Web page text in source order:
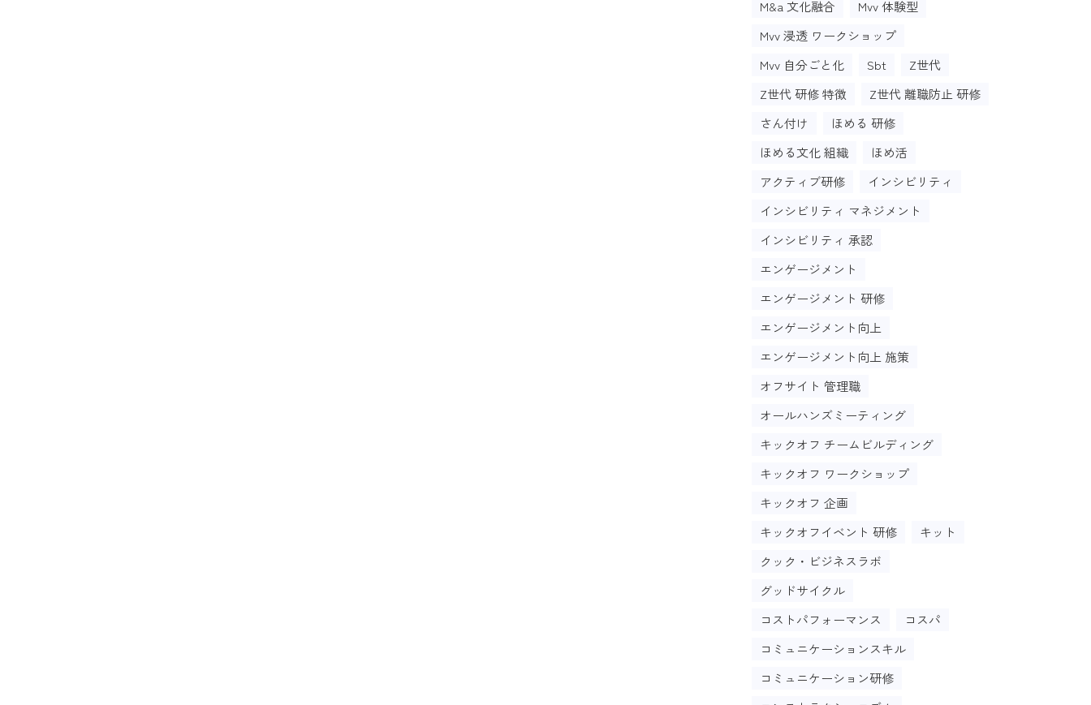
M&a 文化融合
Mvv 体験型
Mvv 浸透 ワークショップ
Mvv 自分ごと化
Sbt
Z世代
Z世代 研修 特徴
Z世代 離職防止 研修
さん付け
ほめる 研修
ほめる文化 組織
ほめ活
アクティブ研修
インシビリティ
インシビリティ マネジメント
インシビリティ 承認
エンゲージメント
エンゲージメント 研修
エンゲージメント向上
エンゲージメント向上 施策
オフサイト 管理職
オールハンズミーティング
キックオフ チームビルディング
キックオフ ワークショップ
キックオフ 企画
キックオフイベント 研修
キット
クック・ビジネスラボ
グッドサイクル
コストパフォーマンス
コスパ
コミュニケーションスキル
コミュニケーション研修